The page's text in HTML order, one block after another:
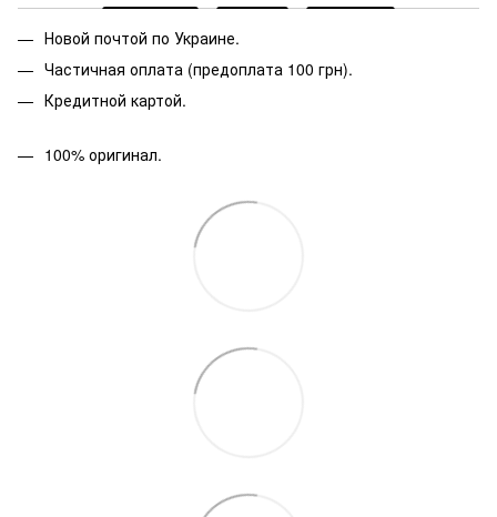
Новой почтой по Украине.
Частичная оплата (предоплата 100 грн).
Кредитной картой.
100% оригинал.